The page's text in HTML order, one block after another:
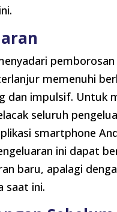
memenuhi
impulsif. Untuk
seluruh
smartphone
ini dapat
baru, apalagi
saat ini.